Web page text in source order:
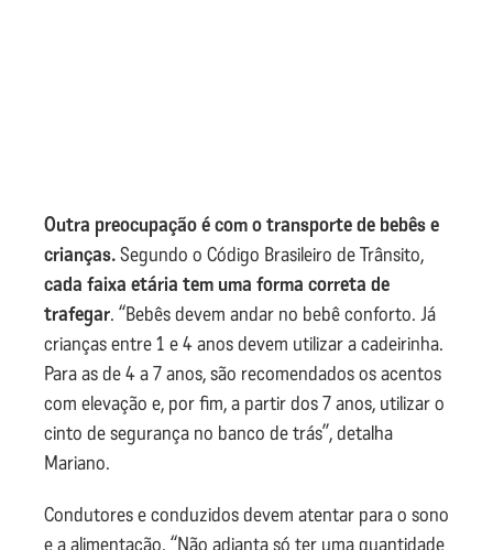
Outra preocupação é com o transporte de bebês e
crianças.Segundo o Código Brasileiro de Trânsito,
cada faixa etária tem uma forma correta de
trafegar. “Bebês devem andar no bebê conforto. Já
crianças entre 1 e 4 anos devem utilizar a cadeirinha.
Para as de 4 a 7 anos, são recomendados os acentos
com elevação e, por fim, a partir dos 7 anos, utilizar o
cinto de segurança no banco de trás”, detalha
Mariano.
Condutores e conduzidos devem atentar para o sono
e a alimentação. “Não adianta só ter uma quantidade